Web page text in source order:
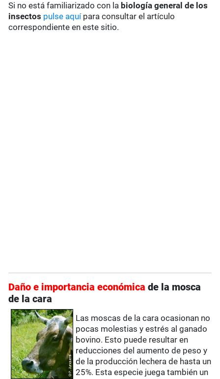
Si no está familiarizado con la biología general de los
insectos pulse aquípara consultar el artículo
correspondiente en este sitio.
Daño e importancia económicade la mosca
de la cara
Las moscas de la cara ocasionan no
pocas molestias y estrés al ganado
bovino. Esto puede resultar en
reducciones del aumento de peso y
de la producción lechera de hasta un
25%. Esta especie juega también un